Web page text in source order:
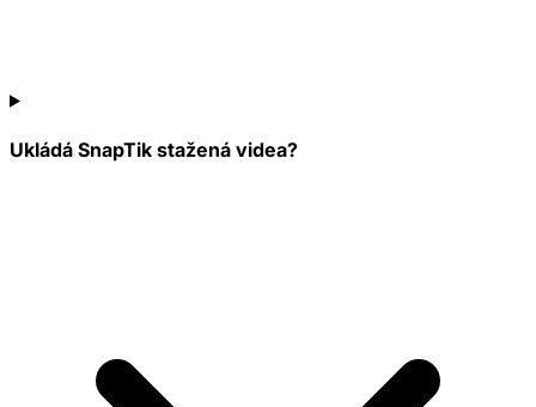
Ukládá SnapTik stažená videa?